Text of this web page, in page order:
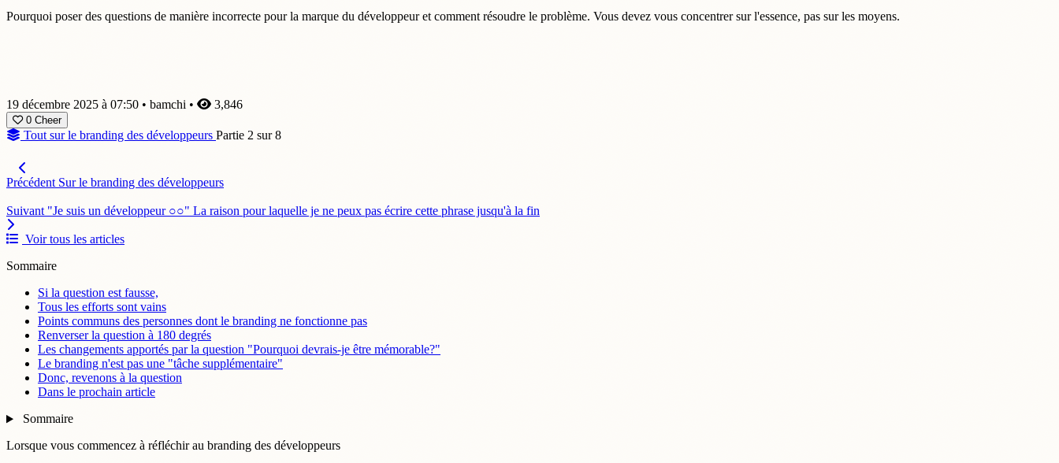
Pourquoi poser des questions de manière incorrecte pour la marque du développeur et comment résoudre le problème. Vous devez vous concentrer sur l'essence, pas sur les moyens.
19 décembre 2025 à 07:50 • bamchi • 3,846
0 Cheer
Tout sur le branding des développeurs Partie 2 sur 8
Précédent Sur le branding des développeurs
Suivant "Je suis un développeur ○○" La raison pour laquelle je ne peux pas écrire cette phrase jusqu'à la fin
Voir tous les articles
Sommaire
Si la question est fausse,
Tous les efforts sont vains
Points communs des personnes dont le branding ne fonctionne pas
Renverser la question à 180 degrés
Les changements apportés par la question "Pourquoi devrais-je être mémorable?"
Le branding n'est pas une "tâche supplémentaire"
Donc, revenons à la question
Dans le prochain article
Sommaire
Lorsque vous commencez à réfléchir au branding des développeurs